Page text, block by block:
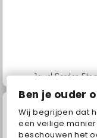
Ben je ouder
Wij begrijpen dat
een veilige
beschouwen het
Jewel Garden